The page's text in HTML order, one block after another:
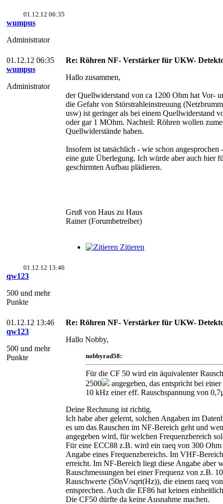
01.12.12 06:35
wumpus
Administrator
01.12.12 06:35
wumpus
Administrator
Re: Röhren NF- Verstärker für UKW-
Hallo zusammen,
der Quellwiderstand von ca 1200 Ohm hat Vor-
die Gefahr von Störstrahleinstreuung
usw) ist geringer als bei einem Quellwiderstand
oder gar 1 MOhm. Nachteil: Röhren wollen
Quellwiderstände haben.
Insofern ist tatsächlich - wie schon angesprochen
eine gute Überlegung. Ich würde aber auch hier
geschirmten Aufbau plädieren.
Gruß von Haus zu Haus
Rainer (Forumbetreiber)
Zitieren
01.12.12 13:46
qw123
500 und mehr
Punkte
01.12.12 13:46
qw123
500 und mehr
Punkte
Re: Röhren NF- Verstärker für UKW-
Hallo Nobby,
nobbyrad58:
Für die CF 50 wird ein äquivalenter
2500
angegeben, das entspricht bei
10 kHz einer eff. Rauschspannung von
Deine Rechnung ist richtig.
Ich habe aber gelernt, solchen Angaben im
es um das Rauschen im NF-Bereich geht und
angegeben wird, für welchen Frequenzbereich
Für eine ECC88 z.B. wird ein raeq von 300 Ohm
Angabe eines Frequenzbereichs. Im VHF-
erreicht. Im NF-Bereich liegt diese Angabe aber
Rauschmessungen bei einer Frequenz von z.B.
Rauschwerte (50nV/sqrt(Hz)), die einem raeq
entsprechen. Auch die EF86 hat keinen
Die CF50 dürfte da keine Ausnahme machen.